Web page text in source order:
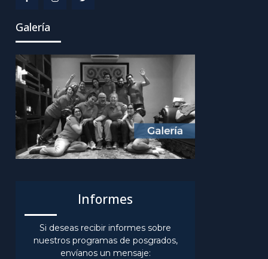
Item
Galería
Informes
Si deseas recibir informes sobre
nuestros programas de posgrados,
envíanos un mensaje: